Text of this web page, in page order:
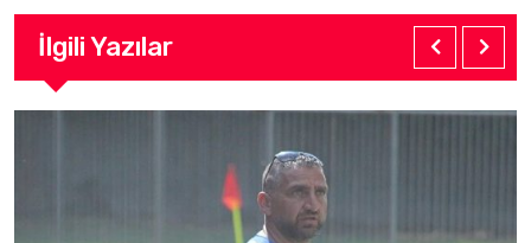
İlgili Yazılar